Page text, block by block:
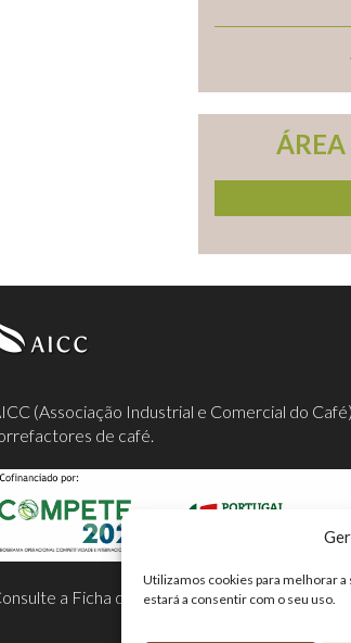
Utilizamos cookies para melhorar a
estará a consentir com o seu uso.
ÁREA
(Associação Industrial e Comercial do
de café.
a Ficha de Projeto completa aqui.